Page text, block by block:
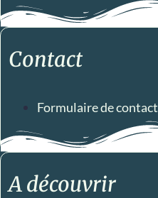
Contact
Formulaire de contact
A découvrir